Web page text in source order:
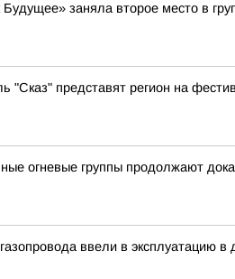
Будущее» заняла второе место в
"Сказ" представят регион на
огневые группы продолжают
ввели в эксплуатацию в